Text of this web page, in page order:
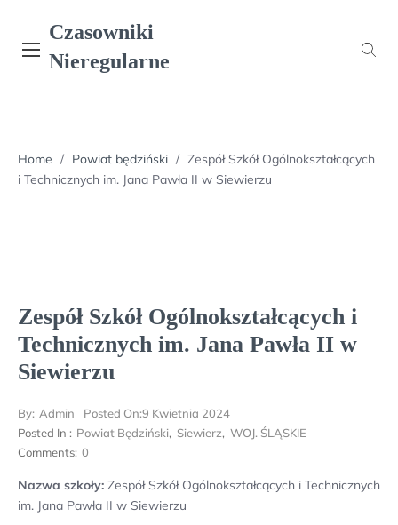
content
Czasowniki
Nieregularne
Home / Powiat będziński / Zespół Szkół Ogólnokształcących
i Technicznych im. Jana Pawła II w Siewierzu
Zespół Szkół Ogólnokształcących i
Technicznych im. Jana Pawła II w
Siewierzu
By: Admin Posted On:9 Kwietnia 2024
Posted In : Powiat Będziński, Siewierz, WOJ. ŚLĄSKIE
Comments: 0
Nazwa szkoły: Zespół Szkół Ogólnokształcących i Technicznych
im. Jana Pawła II w Siewierzu